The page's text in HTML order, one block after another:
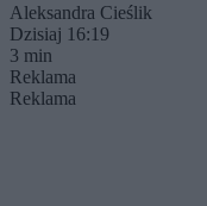
Aleksandra Cieślik
Dzisiaj 16:19
3 min
Reklama
Reklama